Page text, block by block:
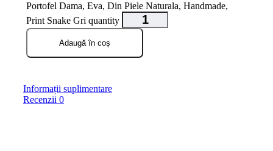
Portofel Dama, Eva, Din Piele Naturala, Handmade,
Print Snake Gri quantity
Adaugă în coș
Informații suplimentare
Recenzii 0